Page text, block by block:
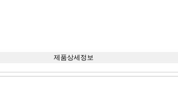
제품상세정보